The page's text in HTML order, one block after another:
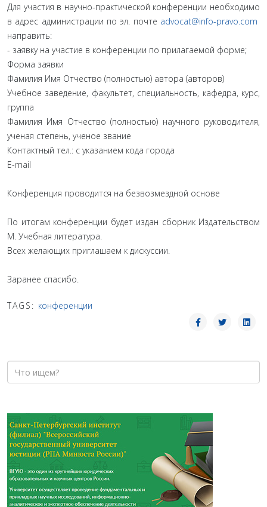
Для участия в научно-практической конференции необходимо
в адрес администрации по эл. почте advocat@info-pravo.com
направить:
- заявку на участие в конференции по прилагаемой форме;
Форма заявки
Фамилия Имя Отчество (полностью) автора (авторов)
Учебное заведение, факультет, специальность, кафедра, курс,
группа
Фамилия Имя Отчество (полностью) научного руководителя,
ученая степень, ученое звание
Контактный тел.: с указанием кода города
E-mail
Конференция проводится на безвозмездной основе
По итогам конференции будет издан сборник Издательством
М. Учебная литература.
Всех желающих приглашаем к дискуссии.
Заранее спасибо.
TAGS: конференции